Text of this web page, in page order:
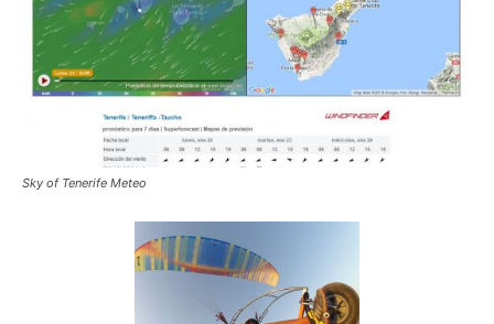
Sky of Tenerife Meteo